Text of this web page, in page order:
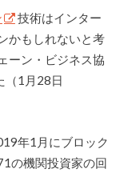
技術はインター
かもしれないと考
ーン・ビジネス協
（1月28日
年1月にブロック
の機関投資家の回